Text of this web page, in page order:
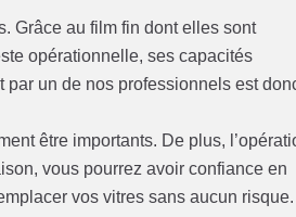
Grâce au film fin dont elles sont
opérationnelle, ses capacités
un de nos professionnels est
être importants. De plus,
vous pourrez avoir confiance en
vos vitres sans aucun risque.